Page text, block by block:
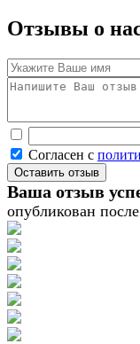
Отзывы о
Согласен с
Ваша отзыв
опубликован